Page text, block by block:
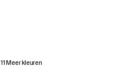
Wenslijst
11 Meer kleuren